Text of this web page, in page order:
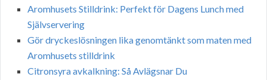
Aromhusets Stilldrink: Perfekt för Dagens Lunch med
Självservering
Gör dryckeslösningen lika genomtänkt som maten med
Aromhusets stilldrink
Citronsyra avkalkning: Så Avlägsnar Du